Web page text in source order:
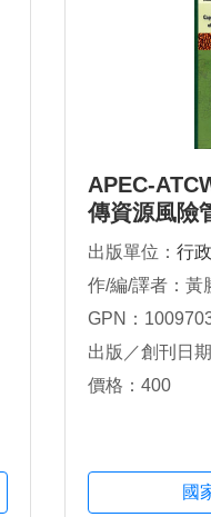
APEC-
傳資源風險
出版單位： 行
作/編/譯者：黃
GPN：
出版／創刊日
價格：400
國